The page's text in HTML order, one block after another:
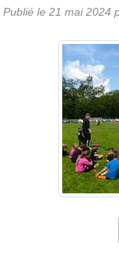
Publié le 21 mai 2024